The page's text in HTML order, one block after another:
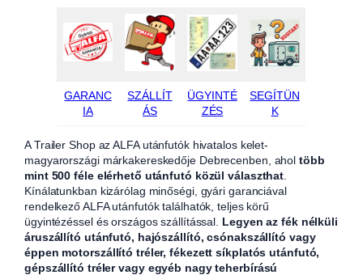
GARANC
IA
SZÁLLÍT
ÁS
ÜGYINTÉ
ZÉS
SEGÍTÜN
K
A Trailer Shop az ALFA utánfutók hivatalos kelet-
magyarországi márkakereskedője Debrecenben, aholtöbb
mint 500 féle elérhető utánfutó közül választhat
Kínálatunkban kizárólag minőségi, gyári garanciával
rendelkező ALFA utánfutók találhatók, teljes körű
ügyintézéssel és országos szállítással. Legyen az fék nélküli
áruszállító utánfutó, hajószállító, csónakszállító vagy
éppen motorszállító tréler, fékezett síkplatós utánfutó,
gépszállító tréler vagy egyéb nagy teherbírású